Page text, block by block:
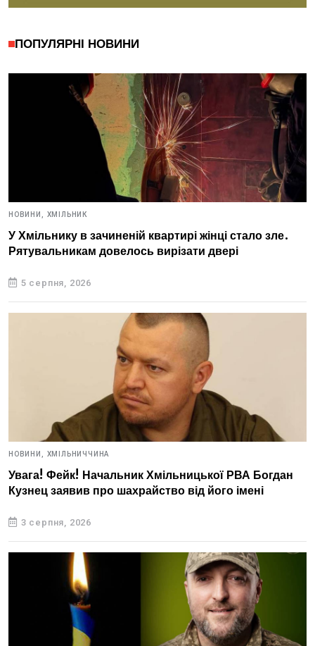
ПОПУЛЯРНІ НОВИНИ
НОВИНИ, ХМІЛЬНИК
У Хмільнику в зачиненій квартирі жінці стало зле.
Рятувальникам довелось вирізати двері
5 серпня, 2026
НОВИНИ, ХМІЛЬНИЧЧИНА
Увага! Фейк! Начальник Хмільницької РВА Богдан
Кузнец заявив про шахрайство від його імені
3 серпня, 2026